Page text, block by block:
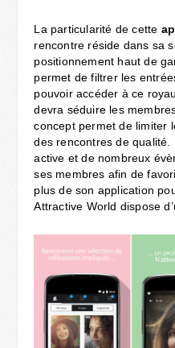
La particularité de cette
rencontre réside dans sa
positionnement haut de
permet de filtrer les
pouvoir accéder à ce
devra séduire les
concept permet de limiter
des rencontres de
active et de nombreux
ses membres afin de
plus de son application
Attractive World dispose